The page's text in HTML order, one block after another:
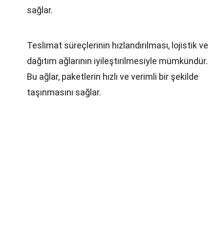
sağlar.
Teslimat süreçlerinin hızlandırılması, lojistik ve
dağıtım ağlarının iyileştirilmesiyle mümkündür.
Bu ağlar, paketlerin hızlı ve verimli bir şekilde
taşınmasını sağlar.